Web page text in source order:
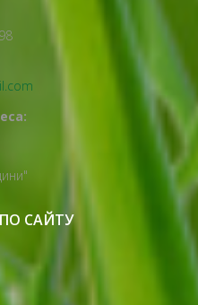
ПО САЙТУ